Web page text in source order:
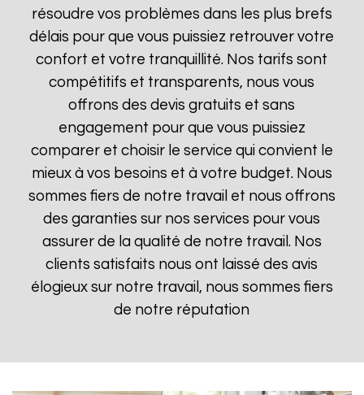
résoudre vos problèmes dans les plus brefs
délais pour que vous puissiez retrouver votre
confort et votre tranquillité. Nos tarifs sont
compétitifs et transparents, nous vous
offrons des devis gratuits et sans
engagement pour que vous puissiez
comparer et choisir le service qui convient le
mieux à vos besoins et à votre budget. Nous
sommes fiers de notre travail et nous offrons
des garanties sur nos services pour vous
assurer de la qualité de notre travail. Nos
clients satisfaits nous ont laissé des avis
élogieux sur notre travail, nous sommes fiers
de notre réputation